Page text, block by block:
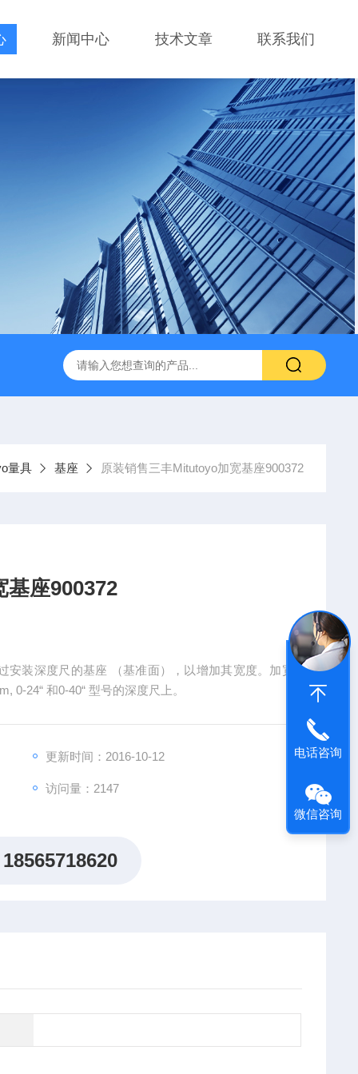
新闻中心 技术文章 联系我们
深圳代理日本PEACOCK孔雀杠杆型百分表207 供应日本
量具 基座 原装销售三丰Mitutoyo加宽基座900372
座900372
装深度尺的基座 （基准面），以增加其宽度。加宽
0-24“ 和0-40“ 型号的深度尺上。
更新时间：2016-10-12
访问量：2147
18565718620
电话咨询
微信咨询